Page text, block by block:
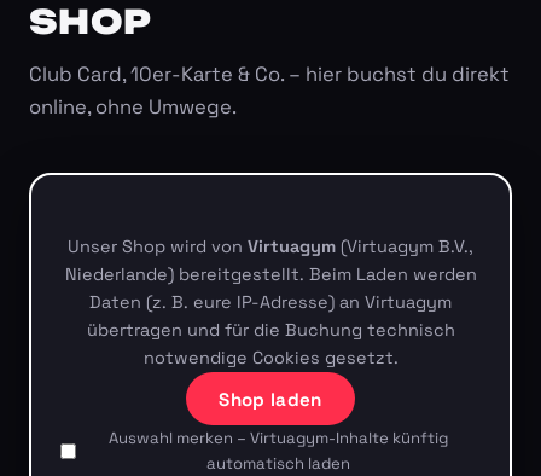
SHOP
Club Card, 10er-Karte & Co. – hier buchst du direkt
online, ohne Umwege.
Unser Shop wird von Virtuagym (Virtuagym B.V.,
Niederlande) bereitgestellt. Beim Laden werden
Daten (z. B. eure IP-Adresse) an Virtuagym
übertragen und für die Buchung technisch
notwendige Cookies gesetzt.
Shop laden
Auswahl merken – Virtuagym-Inhalte künftig
automatisch laden